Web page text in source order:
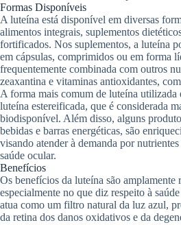
Formas Disponíveis
A luteína está disponível em diversas
alimentos integrais, suplementos
fortificados. Nos suplementos, a luteína
em cápsulas, comprimidos ou em forma
frequentemente combinada com outros
zeaxantina e vitaminas antioxidantes,
A forma mais comum de luteína utilizada
luteína estereificada, que é considerada
biodisponível. Além disso, alguns
bebidas e barras energéticas, são
visando atender à demanda por
saúde ocular.
Benefícios
Os benefícios da luteína são amplamente
especialmente no que diz respeito à
atua como um filtro natural da luz azul,
da retina dos danos oxidativos e da